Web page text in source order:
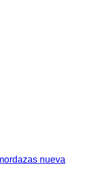
nueva